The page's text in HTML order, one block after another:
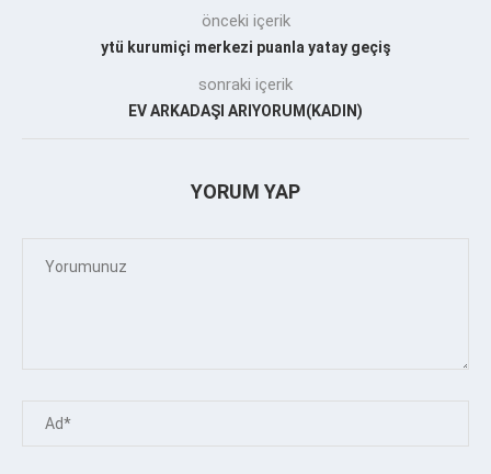
önceki içerik
ytü kurumiçi merkezi puanla yatay geçiş
sonraki içerik
EV ARKADAŞI ARIYORUM(KADIN)
YORUM YAP